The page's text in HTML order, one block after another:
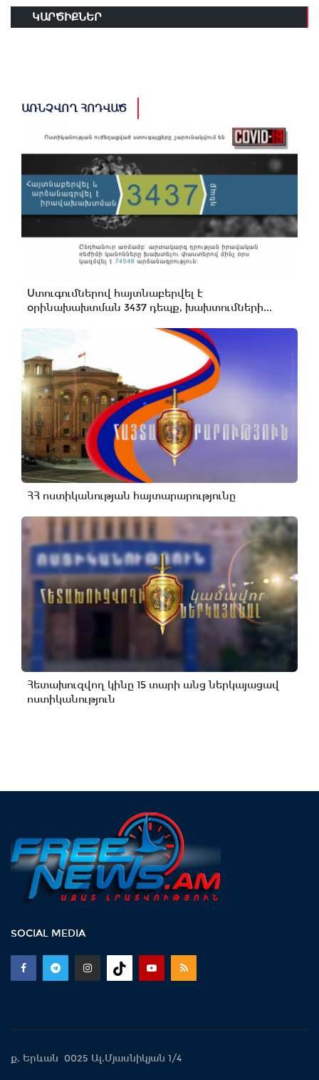
ԿԱՐԾԻՔՆԵՐ
ԱՌՆՉՎՈՂ ՀՈԴՎԱԾ
Ստուգումներով հայտնաբերվել է
օրինախախտման 3437 դեպք, խախտումների...
ՀՀ ոստիկանության հայտարարությունը
Հետախուզվող կինը 15 տարի անց ներկայացավ
ոստիկանություն
SOCIAL MEDIA
ք. Երևան 0025 Ալ.Մյասնիկյան 1/4